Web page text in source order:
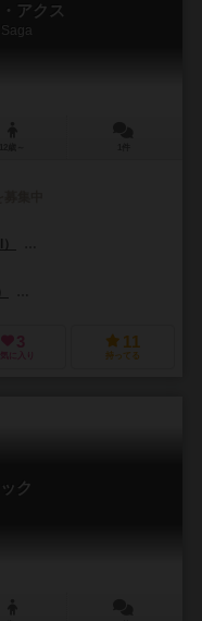
アクス
3
気に入り
11
持ってる
ク